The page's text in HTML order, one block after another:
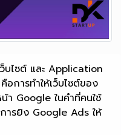
บไซต์ และ Application
การทำให้เว็บไซต์ของ
า Google ในคำที่คนใช้
ารยิง Google Ads ให้